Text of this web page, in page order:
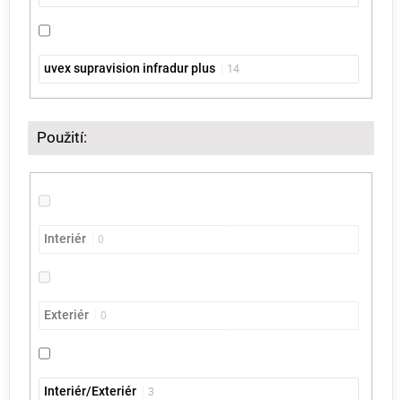
uvex supravision infradur plus 14
Použití:
Interiér 0
Exteriér 0
Interiér/Exteriér 3